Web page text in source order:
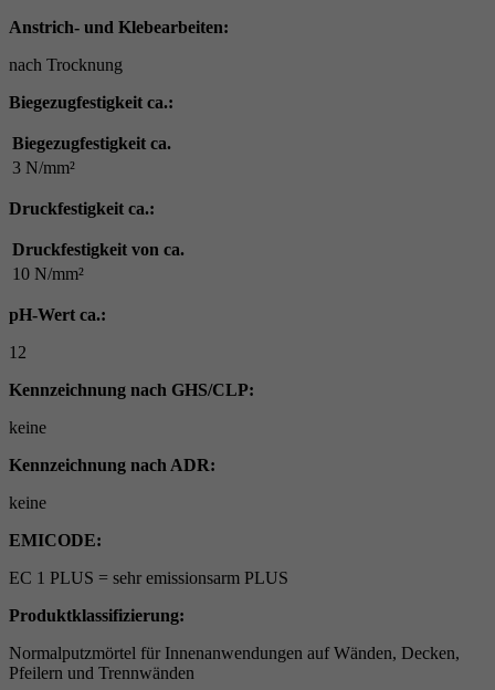
Anstrich- und Klebearbeiten:
nach Trocknung
Biegezugfestigkeit ca.:
Biegezugfestigkeit ca.
3 N/mm²
Druckfestigkeit ca.:
Druckfestigkeit von ca.
10 N/mm²
pH-Wert ca.:
12
Kennzeichnung nach GHS/CLP:
keine
Kennzeichnung nach ADR:
keine
EMICODE:
EC 1 PLUS = sehr emissionsarm PLUS
Produktklassifizierung:
Normalputzmörtel für Innenanwendungen auf Wänden, Decken,
Pfeilern und Trennwänden